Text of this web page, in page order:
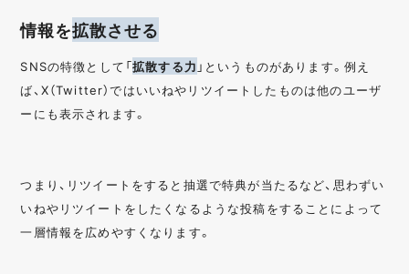
情報を拡散させる
SNSの特徴として「拡散する力 」というものがあります。例え
ば、X（Twitter）ではいいねやリツイートしたものは他のユーザ
ーにも表示されます。
つまり、リツイートをすると抽選で特典が当たるなど、思わずい
いねやリツイートをしたくなるような投稿をすることによって
一層情報を広めやすくなります。